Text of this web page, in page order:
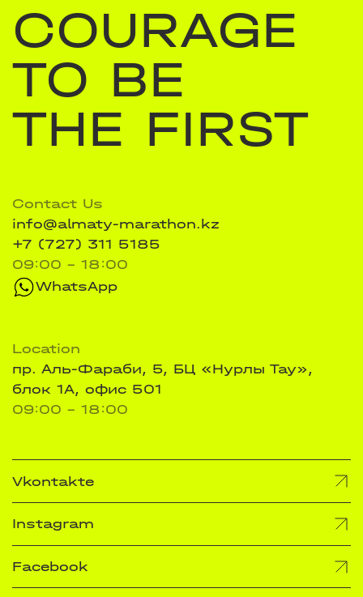
COURAGE
TO BE
THE FIRST
Contact Us
info@almaty-marathon.kz
+7 (727) 311 5185
09:00 - 18:00
WhatsApp
Location
пр. Аль-Фараби, 5, БЦ «Нурлы Тау»,
блок 1А, офис 501
09:00 - 18:00
Vkontakte
Instagram
Facebook